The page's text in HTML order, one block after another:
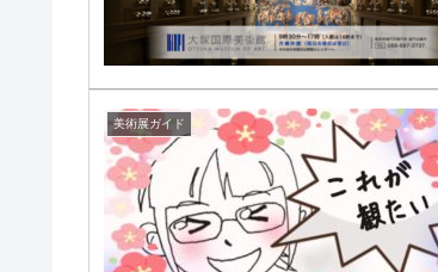
美術展ガイド